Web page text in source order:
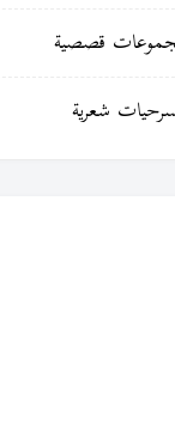
قصصية
شعرية